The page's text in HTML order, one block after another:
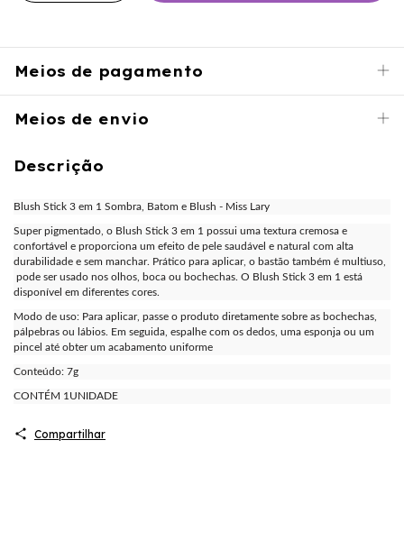
Meios de pagamento
Meios de envio
Descrição
Blush Stick 3 em 1 Sombra, Batom e Blush - Miss Lary
Super pigmentado, o Blush Stick 3 em 1 possui uma textura cremosa e
confortável e proporciona um efeito de pele saudável e natural com alta
durabilidade e sem manchar. Prático para aplicar, o bastão também é multiuso,
pode ser usado nos olhos, boca ou bochechas. O Blush Stick 3 em 1 está
disponível em diferentes cores.
Modo de uso: Para aplicar, passe o produto diretamente sobre as bochechas,
pálpebras ou lábios. Em seguida, espalhe com os dedos, uma esponja ou um
pincel até obter um acabamento uniforme
Conteúdo: 7g
CONTÉM 1UNIDADE
Compartilhar